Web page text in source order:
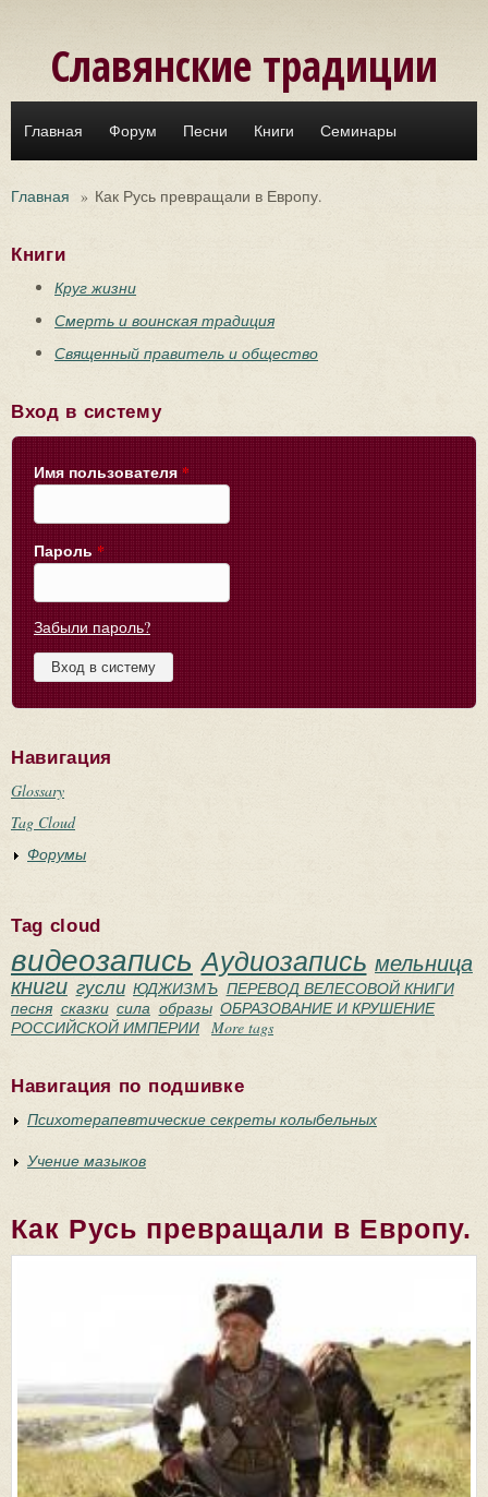
Славянские традиции
Главная Форум Песни Книги Семинары
Главная » Как Русь превращали в Европу.
Книги
Круг жизни
Смерть и воинская традиция
Священный правитель и общество
Вход в систему
Имя пользователя *
Пароль *
Забыли пароль?
Навигация
Glossary
Tag Cloud
Форумы
Tag cloud
видеозапись Аудиозапись мельница
книги гусли ЮДЖИЗМЪ ПЕРЕВОД ВЕЛЕСОВОЙ КНИГИ
песня сказки сила образы ОБРАЗОВАНИЕ И КРУШЕНИЕ
РОССИЙСКОЙ ИМПЕРИИ More tags
Навигация по подшивке
Психотерапевтические секреты колыбельных
Учение мазыков
Как Русь превращали в Европу.